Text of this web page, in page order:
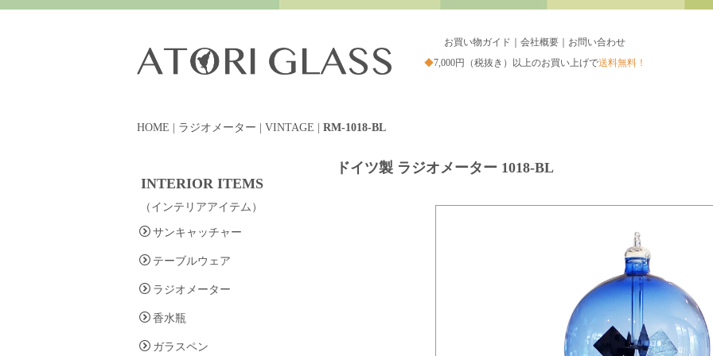
お買い物ガイド 会社概要
お問い合わせ
◆7,000円（税抜き）以上のお買い上げで送料無料！
HOME ラジオメーター VINTAGE RM-1018-BL
ドイツ製 ラジオメーター 1018-BL
INTERIOR ITEMS
（インテリアアイテム）
サンキャッチャー
テーブルウェア
ラジオメーター
香水瓶
ガラスペン